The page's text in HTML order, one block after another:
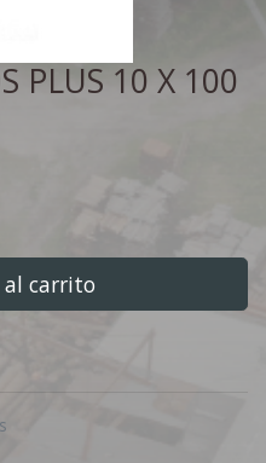
PLUS 10 X 100
carrito